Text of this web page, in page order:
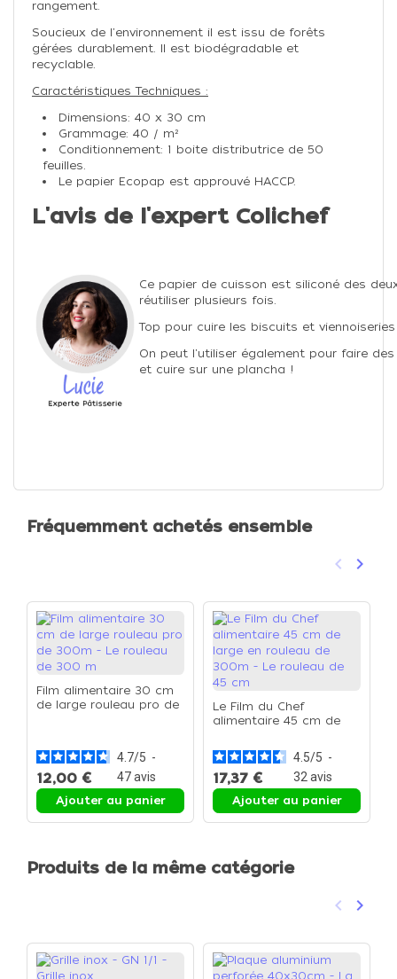
rangement.
Soucieux de l'environnement il est issu de forêts
gérées durablement. Il est biodégradable et
recyclable.
Caractéristiques Techniques :
Dimensions: 40 x 30 cm
Grammage: 40 / m²
Conditionnement: 1 boite distributrice de 50
feuilles.
Le papier Ecopap est approuvé HACCP.
L'avis de l'expert Colichef
Ce papier de cuisson est siliconé des
réutiliser plusieurs fois.
Top pour cuire les biscuits et
On peut l'utiliser également pour faire
et cuire sur une plancha !
Fréquemment achetés ensemble
Précédent
keyboard_arrow_left keyboard_arrow_right
Film alimentaire 30 cm
de large rouleau pro de
4.7/5 -
47avis
12,00 €
Ajouter au panier
Le Film du Chef
alimentaire 45 cm de
300m - Le rouleau de
45 cm
4.5/5 -
32avis
17,37 €
Ajouter au panier
Produits de la même catégorie
Précédent
keyboard_arrow_left keyboard_arrow_right